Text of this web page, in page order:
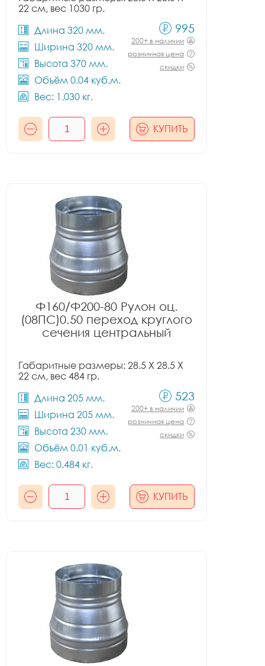
22 см, вес 1030 гр.
Длина 320 мм.
Ширина 320 мм.
Высота 370 мм.
Объём 0.04 куб.м.
Вес: 1.030 кг.
995
200+ в наличии
розничная цена
скидки
КУПИТЬ
Ф160/Ф200-80 Рулон оц.
(08ПС)0.50 переход круглого
сечения центральный
Габаритные размеры: 28.5 X 28.5 X
22 см, вес 484 гр.
Длина 205 мм.
Ширина 205 мм.
Высота 230 мм.
Объём 0.01 куб.м.
Вес: 0.484 кг.
523
200+ в наличии
розничная цена
скидки
КУПИТЬ